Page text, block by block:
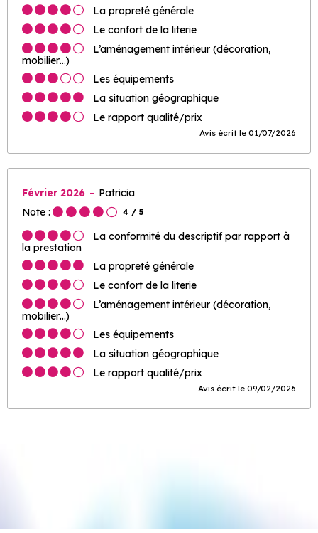
La propreté générale
Le confort de la literie
L’aménagement intérieur (décoration,
mobilier…)
Les équipements
La situation géographique
Le rapport qualité/prix
Avis écrit le 01/07/2026
Février 2026
Patricia
Note :
4 / 5
La conformité du descriptif par rapport à
la prestation
La propreté générale
Le confort de la literie
L’aménagement intérieur (décoration,
mobilier…)
Les équipements
La situation géographique
Le rapport qualité/prix
Avis écrit le 09/02/2026